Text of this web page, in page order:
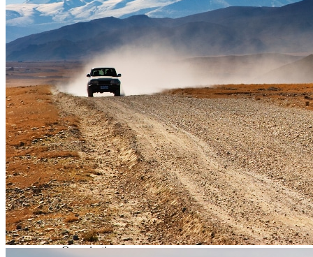
Lac Yamdrok Tso
Shigatsé
Tashilumpo
Monastère Narthang
Shalu
Fort de Shigatsé
Ouest Tibet
Grottes de Dungkhar
Lac Manasarovar
Montagne Everest
Mont Kailash et kora
Monastère de Khojarnath
Monastère de Sakya
Purang
Royaume de Gugé
Tirthapuri
Tsaparang
Vallée de Garuda
Circuits
Organisation